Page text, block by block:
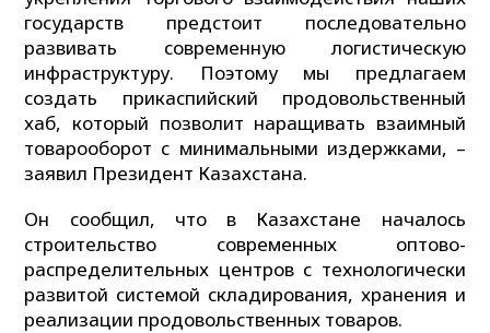
государств предстоит последовательно
развивать современную логистическую
инфраструктуру. Поэтому мы предлагаем
создать прикаспийский продовольственный
хаб, который позволит наращивать взаимный
товарооборот с минимальными издержками, –
заявил Президент Казахстана.
Он сообщил, что в Казахстане началось
строительство современных оптово-
распределительных центров с технологически
развитой системой складирования, хранения и
реализации продовольственных товаров.